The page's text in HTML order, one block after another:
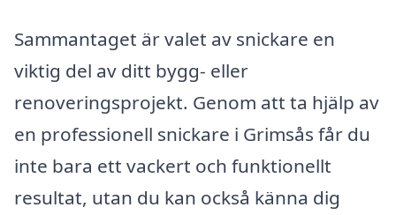
Sammantaget är valet av snickare en
viktig del av ditt bygg- eller
renoveringsprojekt. Genom att ta hjälp av
en professionell snickare i Grimsås får du
inte bara ett vackert och funktionellt
resultat, utan du kan också känna dig